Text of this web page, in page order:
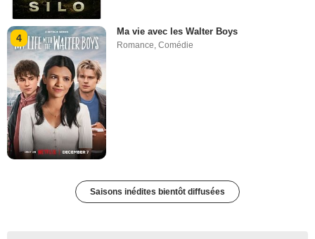
4
Ma vie avec les Walter Boys
Romance,Comédie
Saisons inédites bientôt diffusées